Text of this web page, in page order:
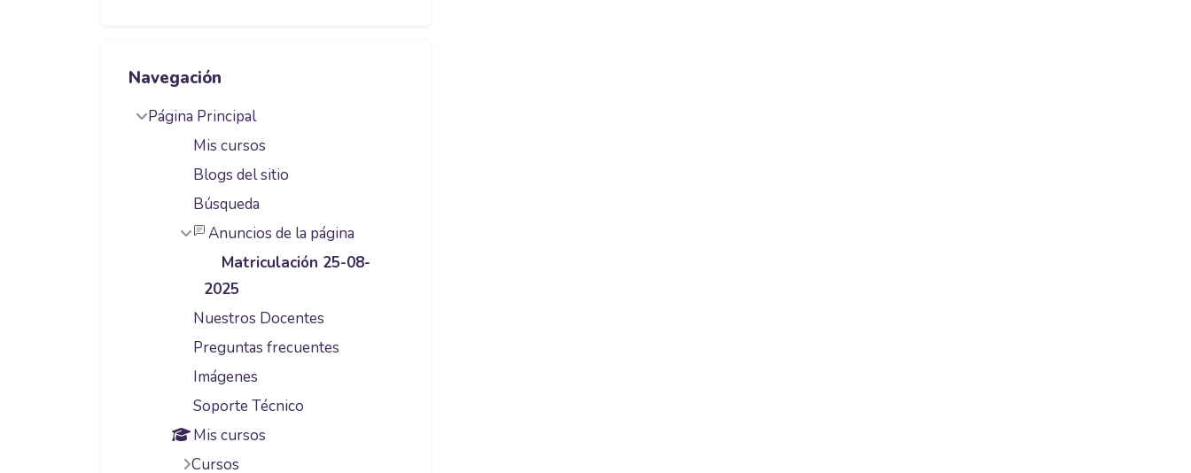
Navegación
Página Principal
Mis cursos
Blogs del sitio
Búsqueda
Anuncios de la página
Matriculación 25-08-
2025
Nuestros Docentes
Preguntas frecuentes
Imágenes
Soporte Técnico
Mis cursos
Cursos